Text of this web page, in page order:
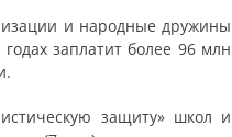
и народные дружины
заплатит более 96 млн
защиту» школ и